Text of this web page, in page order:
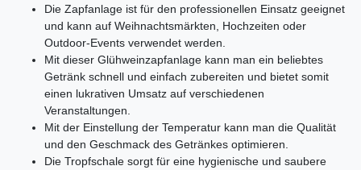
Die Zapfanlage ist für den professionellen Einsatz geeignet
und kann auf Weihnachtsmärkten, Hochzeiten oder
Outdoor-Events verwendet werden.
Mit dieser Glühweinzapfanlage kann man ein beliebtes
Getränk schnell und einfach zubereiten und bietet somit
einen lukrativen Umsatz auf verschiedenen
Veranstaltungen.
Mit der Einstellung der Temperatur kann man die Qualität
und den Geschmack des Getränkes optimieren.
Die Tropfschale sorgt für eine hygienische und saubere